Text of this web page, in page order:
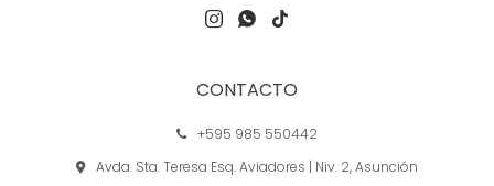
CONTACTO
+595 985 550442
Avda. Sta. Teresa Esq. Aviadores | Niv. 2, Asunción
  